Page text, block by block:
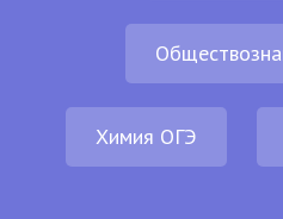
Химия ОГЭ